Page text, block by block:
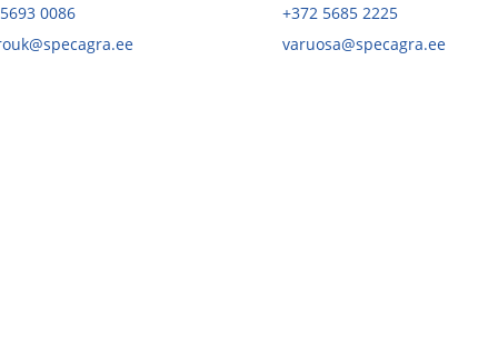
0086
+372 5685 2225
varuosa@specagra.ee